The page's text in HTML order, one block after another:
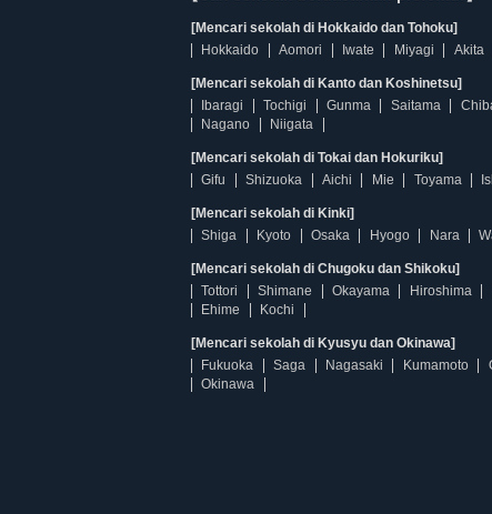
[Mencari sekolah di Hokkaido dan Tohoku]
Hokkaido
Aomori Iwate Miyagi Akita
[Mencari sekolah di Kanto dan Koshinetsu]
Ibaragi
Tochigi Gunma Saitama
Nagano
Niigata
[Mencari sekolah di Tokai dan Hokuriku]
Gifu
Shizuoka Aichi Mie Toyama
[Mencari sekolah di Kinki]
Shiga
Kyoto Osaka Hyogo Nara
[Mencari sekolah di Chugoku dan Shikoku]
Tottori
Shimane Okayama Hiroshima
Ehime
Kochi
[Mencari sekolah di Kyusyu dan Okinawa]
Fukuoka
Saga Nagasaki Kumamoto
Okinawa